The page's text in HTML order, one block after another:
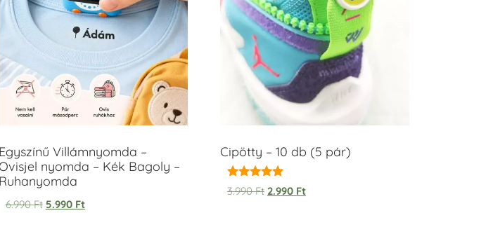
Egyszínű Villámnyomda –
nyomda – Kék Bagoly –
Ruhanyomda
6.990Ft 5.990 Ft
Cipötty – 10 db (5 pár)
Értékelés:
5.00
3.990Ft 2.990 Ft